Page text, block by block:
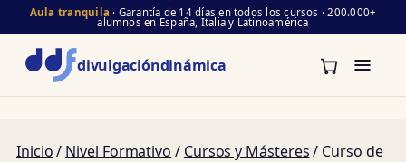
Aula tranquila · Garantía de 14 días en todos los cursos · 200.000+
alumnos en España, Italia y Latinoamérica
divulgacióndinámica
Inicio/ Nivel Formativo / Cursos y Másteres/ Curso de